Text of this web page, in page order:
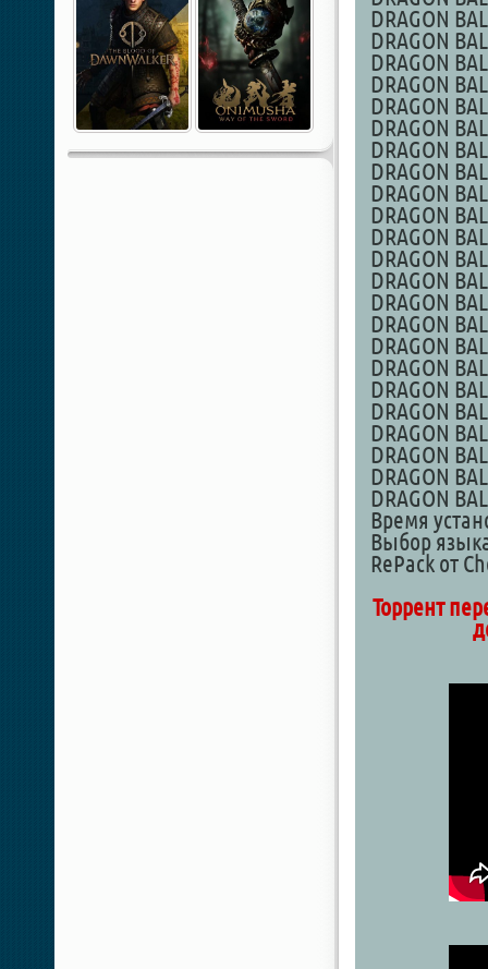
DRAGON
DRAGON
DRAGON
DRAGON
DRAGON
DRAGON
DRAGON
DRAGON
DRAGON
DRAGON
DRAGON
DRAGON
DRAGON
DRAGON
DRAGON
DRAGON
DRAGON
DRAGON
DRAGON
DRAGON
DRAGON
DRAGON
DRAGON
Время
Выбор
RePack от
Торрент